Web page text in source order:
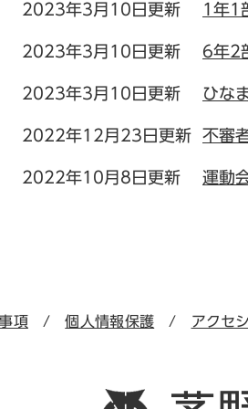
2023年3月10日更新 1年1
2023年3月10日更新 6年2
2023年3月10日更新 ひな
2022年12月23日更新 不審
2022年10月8日更新 運動
項 個人情報保護 アクセ